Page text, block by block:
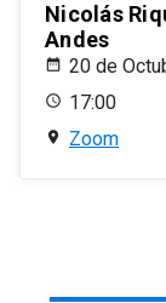
Nicolás
Andes
20 de
17:00
Zoom